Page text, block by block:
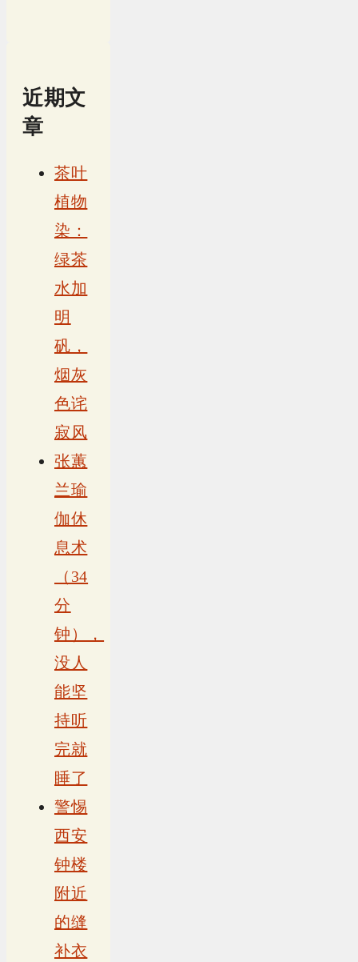
近期文
章
茶叶
植物
染：
绿茶
水加
明
矾，
烟灰
色诧
寂风
张蕙
兰瑜
伽休
息术
（34
分
钟），
没人
能坚
持听
完就
睡了
警惕
西安
钟楼
附近
的缝
补衣